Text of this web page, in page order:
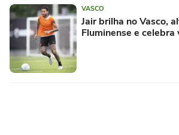
VASCO
Jair brilha no Vasco,
Fluminense e celebra